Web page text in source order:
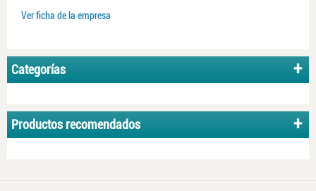
Ver ficha de la empresa
Categorías
Productos recomendados